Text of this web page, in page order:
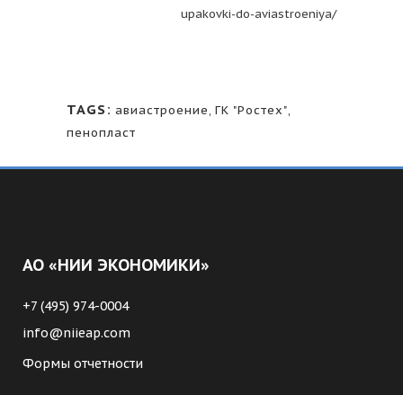
upakovki-do-aviastroeniya/
TAGS: авиастроение, ГК "Ростех",
пенопласт
АО «НИИ ЭКОНОМИКИ»
+7 (495) 974-0004
info@niieap.com
Формы отчетности